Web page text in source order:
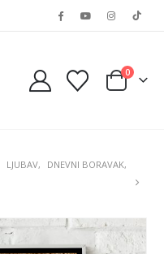
0
LJUBAV, DNEVNI BORAVAK,